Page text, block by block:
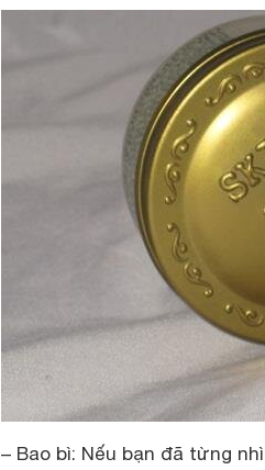
– Bao bì: Nếu bạn đã từng